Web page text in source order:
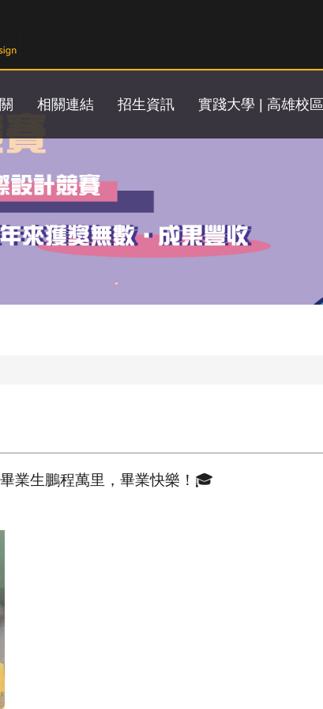
相關連結 招生資訊 實踐大學 | 高雄校區
業生鵬程萬里，畢業快樂！🎓